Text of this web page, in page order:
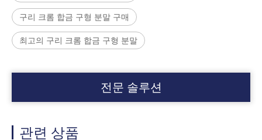
구리 크롬 합금 구형 분말 구매
최고의 구리 크롬 합금 구형 분말
전문 솔루션
관련 상품